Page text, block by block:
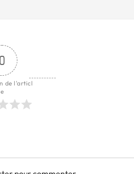
0
de l'articl
e